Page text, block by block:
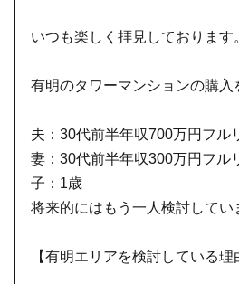
いつも楽しく拝見しております
有明のタワーマンションの購入
夫：30代前半年収700万円フル
妻：30代前半年収300万円フル
子：1歳
将来的にはもう一人検討してい
【有明エリアを検討している理